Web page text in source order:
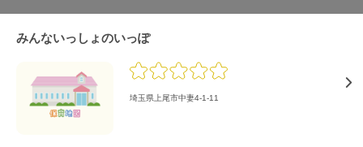
みんないっしょのいっぽ
埼玉県上尾市中妻4-1-11